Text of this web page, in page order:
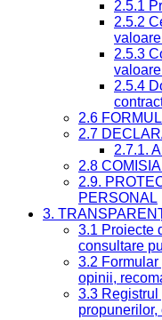
2.5.1
2.5.2
2.5.3
2.5.4
2.6
2.7
2.7.1.
2.8
2.9.
PERSONAL
3.
3.1 Proiecte
consultare
3.2
opinii,
3.3